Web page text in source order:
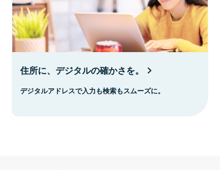
住所に、デジタルの確かさを。
デジタルアドレスで入力も検索もスムーズに。